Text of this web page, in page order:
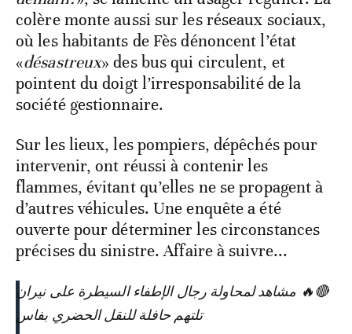
colère monte aussi sur les réseaux sociaux,
où les habitants de Fès dénoncent l’état
«désastreux» des bus qui circulent, et
pointent du doigt l’irresponsabilité de la
société gestionnaire.
Sur les lieux, les pompiers, dépêchés pour
intervenir, ont réussi à contenir les
flammes, évitant qu’elles ne se propagent à
d’autres véhicules. Une enquête a été
ouverte pour déterminer les circonstances
précises du sinistre. Affaire à suivre...
🔴🔥 مشاهد لمحاولة رجال الإطفاء السيطرة على نيران
تلتهم حافلة للنقل الحضري بفاس